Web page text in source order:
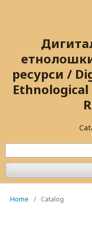
ресурси /
Home / Catalog